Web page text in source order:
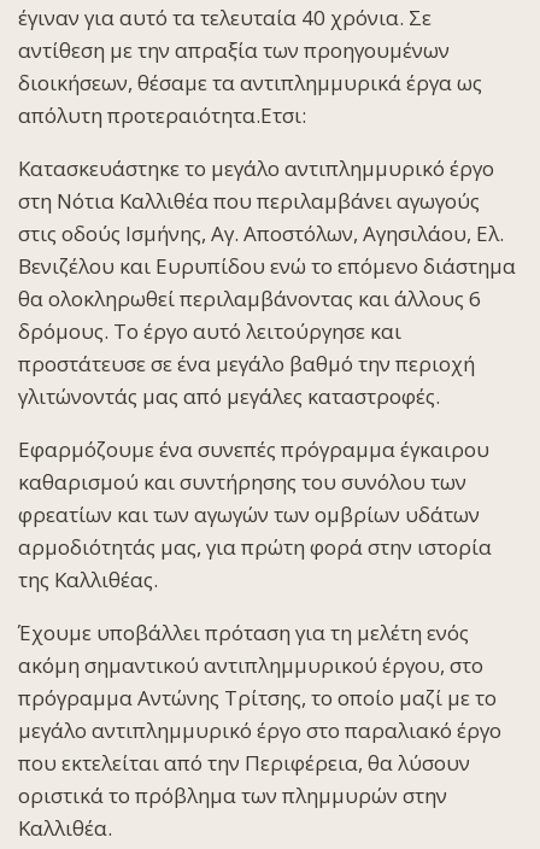
έγιναν για αυτό τα τελευταία 40 χρόνια. Σε
αντίθεση με την απραξία των προηγουμένων
διοικήσεων, θέσαμε τα αντιπλημμυρικά έργα ως
απόλυτη προτεραιότητα.Ετσι:
Κατασκευάστηκε το μεγάλο αντιπλημμυρικό έργο
στη Νότια Καλλιθέα που περιλαμβάνει αγωγούς
στις οδούς Ισμήνης, Αγ. Αποστόλων, Αγησιλάου, Ελ.
Βενιζέλου και Ευρυπίδου ενώ το επόμενο διάστημα
θα ολοκληρωθεί περιλαμβάνοντας και άλλους 6
δρόμους. Το έργο αυτό λειτούργησε και
προστάτευσε σε ένα μεγάλο βαθμό την περιοχή
γλιτώνοντάς μας από μεγάλες καταστροφές.
Εφαρμόζουμε ένα συνεπές πρόγραμμα έγκαιρου
καθαρισμού και συντήρησης του συνόλου των
φρεατίων και των αγωγών των ομβρίων υδάτων
αρμοδιότητάς μας, για πρώτη φορά στην ιστορία
της Καλλιθέας.
Έχουμε υποβάλλει πρόταση για τη μελέτη ενός
ακόμη σημαντικού αντιπλημμυρικού έργου, στο
πρόγραμμα Αντώνης Τρίτσης, το οποίο μαζί με το
μεγάλο αντιπλημμυρικό έργο στο παραλιακό έργο
που εκτελείται από την Περιφέρεια, θα λύσουν
οριστικά το πρόβλημα των πλημμυρών στην
Καλλιθέα.